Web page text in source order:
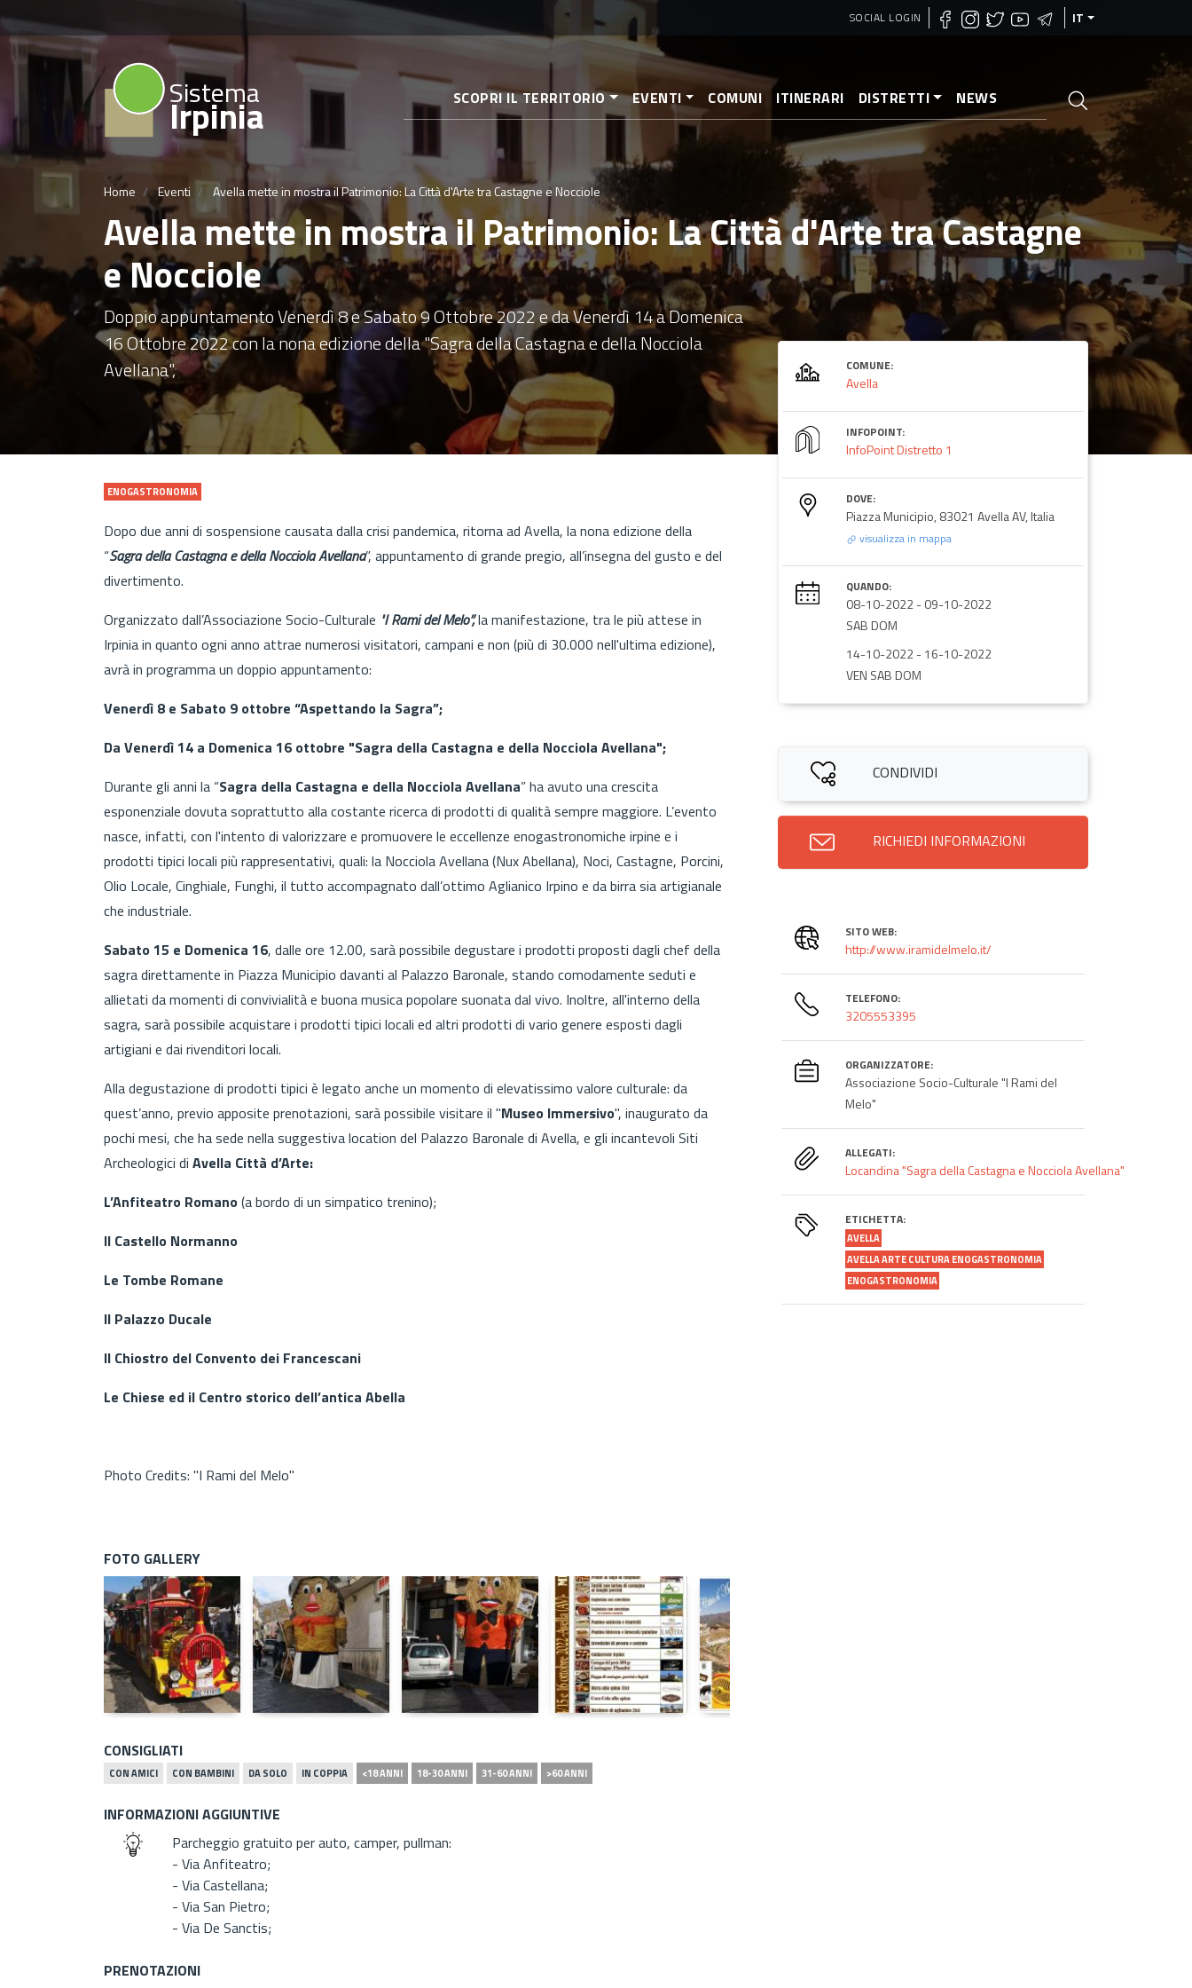
al
contenuto
principale
SOCIAL LOGIN IT
Sistema
Irpinia SCOPRI IL TERRITORIO EVENTI COMUNI ITINERARI DISTRETTI NEWS
Home Eventi Avella mette in mostra il Patrimonio: La Città d'Arte tra Castagne e Nocciole
Avella mette in mostra il Patrimonio: La Città d'Arte tra Castagne
e Nocciole
Doppio appuntamento Venerdì 8 e Sabato 9 Ottobre 2022 e da Venerdì 14 a Domenica
16 Ottobre 2022 con la nona edizione della "Sagra della Castagna e della Nocciola
Avellana",
ENOGASTRONOMIA
Dopo due anni di sospensione causata dalla crisi pandemica, ritorna ad Avella, la nona edizione della
“Sagra della Castagna e della Nocciola Avellana”, appuntamento di grande pregio, all’insegna del gusto e del
divertimento.
Organizzato dall’Associazione Socio-Culturale "I Rami del Melo”,la manifestazione, tra le più attese in
Irpinia in quanto ogni anno attrae numerosi visitatori, campani e non (più di 30.000 nell'ultima edizione),
avrà in programma un doppio appuntamento:
Venerdì 8 e Sabato 9 ottobre “Aspettando la Sagra”;
Da Venerdì 14 a Domenica 16 ottobre "Sagra della Castagna e della Nocciola Avellana";
Durante gli anni la “Sagra della Castagna e della Nocciola Avellana” ha avuto una crescita
esponenziale dovuta soprattutto alla costante ricerca di prodotti di qualità sempre maggiore. L’evento
nasce, infatti, con l'intento di valorizzare e promuovere le eccellenze enogastronomiche irpine e i
prodotti tipici locali più rappresentativi, quali: la Nocciola Avellana (Nux Abellana), Noci, Castagne, Porcini,
Olio Locale, Cinghiale, Funghi, il tutto accompagnato dall’ottimo Aglianico Irpino e da birra sia artigianale
che industriale.
Sabato 15 e Domenica 16, dalle ore 12.00, sarà possibile degustare i prodotti proposti dagli chef della
sagra direttamente in Piazza Municipio davanti al Palazzo Baronale, stando comodamente seduti e
allietati da momenti di convivialità e buona musica popolare suonata dal vivo. Inoltre, all'interno della
sagra, sarà possibile acquistare i prodotti tipici locali ed altri prodotti di vario genere esposti dagli
artigiani e dai rivenditori locali.
Alla degustazione di prodotti tipici è legato anche un momento di elevatissimo valore culturale: da
quest’anno, previo apposite prenotazioni, sarà possibile visitare il "Museo Immersivo", inaugurato da
pochi mesi, che ha sede nella suggestiva location del Palazzo Baronale di Avella, e gli incantevoli Siti
Archeologici di Avella Città d’Arte:
L’Anfiteatro Romano(a bordo di un simpatico trenino);
Il Castello Normanno
Le Tombe Romane
Il Palazzo Ducale
Il Chiostro del Convento dei Francescani
Le Chiese ed il Centro storico dell’antica Abella
Photo Credits: "I Rami del Melo"
FOTO GALLERY
CONSIGLIATI
CON AMICI CON BAMBINI DA SOLO IN COPPIA <18 ANNI 18-30 ANNI 31-60 ANNI >60 ANNI
INFORMAZIONI AGGIUNTIVE
Parcheggio gratuito per auto, camper, pullman:
- Via Anfiteatro;
- Via Castellana;
- Via San Pietro;
- Via De Sanctis;
PRENOTAZIONI
COMUNE:
Avella
INFOPOINT:
InfoPoint Distretto 1
DOVE:
Piazza Municipio, 83021 Avella AV, Italia
visualizza in mappa
QUANDO:
08-10-2022-09-10-2022
SAB DOM
14-10-2022-16-10-2022
VEN SAB DOM
CONDIVIDI
RICHIEDI INFORMAZIONI
SITO WEB:
http://www.iramidelmelo.it/
TELEFONO:
3205553395
ORGANIZZATORE:
Associazione Socio-Culturale "I Rami del
Melo"
ALLEGATI:
Locandina "Sagra della Castagna e Nocciola Avellana"
ETICHETTA:
AVELLA
AVELLA ARTE CULTURA ENOGASTRONOMIA
ENOGASTRONOMIA